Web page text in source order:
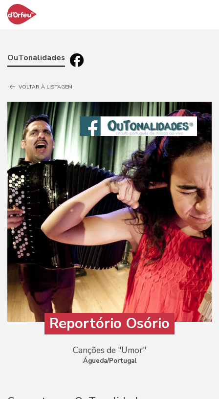
OuTonalidades
VOLTAR À LISTAGEM
Reportório Osório
Canções de "Umor"
Águeda/Portugal